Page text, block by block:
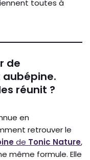
toutes à
de
aubépine.
réunit ?
en
retrouver le
de Tonic Nature,
même formule. Elle